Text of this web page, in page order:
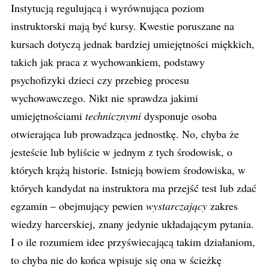
Instytucją regulującą i wyrównująca poziom
instruktorski mają być kursy. Kwestie poruszane na
kursach dotyczą jednak bardziej umiejętności miękkich,
takich jak praca z wychowankiem, podstawy
psychofizyki dzieci czy przebieg procesu
wychowawczego. Nikt nie sprawdza jakimi
umiejętnościami technicznymi dysponuje osoba
otwierająca lub prowadząca jednostkę. No, chyba że
jesteście lub byliście w jednym z tych środowisk, o
których krążą historie. Istnieją bowiem środowiska, w
których kandydat na instruktora ma przejść test lub zdać
egzamin – obejmujący pewien wystarczający zakres
wiedzy harcerskiej, znany jedynie układającym pytania.
I o ile rozumiem idee przyświecającą takim działaniom,
to chyba nie do końca wpisuje się ona w ścieżkę